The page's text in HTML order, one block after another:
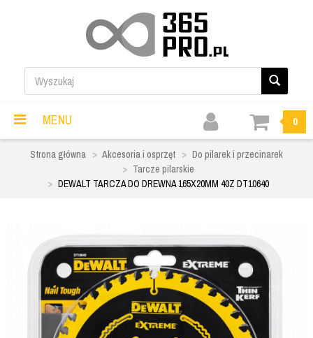
MENU 0
Strona główna Akcesoria i osprzęt
Do pilarek i przecinarek
Tarcze pilarskie
DEWALT TARCZA DO DREWNA 165X20MM 40Z DT10640